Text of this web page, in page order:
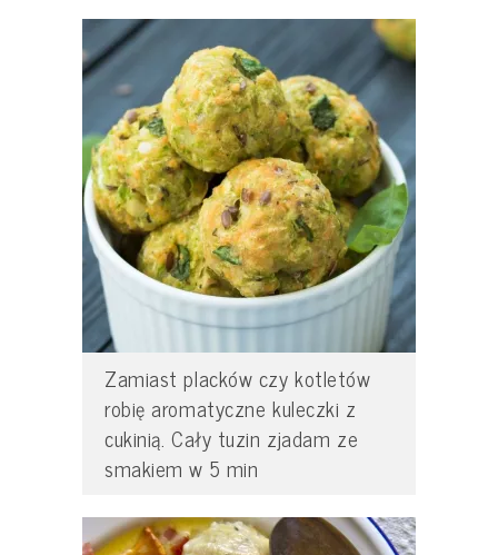
Zamiast placków czy kotletów
robię aromatyczne kuleczki z
cukinią. Cały tuzin zjadam ze
smakiem w 5 min